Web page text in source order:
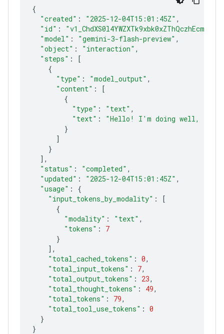
{
"created" : "2025-12-04T15:01:45Z"
"id" :
"model" : "gemini-3-flash-preview"
"object" : "interaction"
"steps" :
[
{
"type" : "model_output"
"content" :
[
{
"type" : "text"
"text" :
"Hello! I'm doing well,
}
]
}
]
"status" : "completed"
"updated" : "2025-12-04T15:01:45Z"
"usage" :
{
"input_tokens_by_modality" :
[
{
"modality" : "text"
"tokens" :
7
}
]
"total_cached_tokens" : 0
"total_input_tokens" : 7
"total_output_tokens" : 23
"total_thought_tokens" : 49
"total_tokens" : 79
"total_tool_use_tokens" : 0
}
}